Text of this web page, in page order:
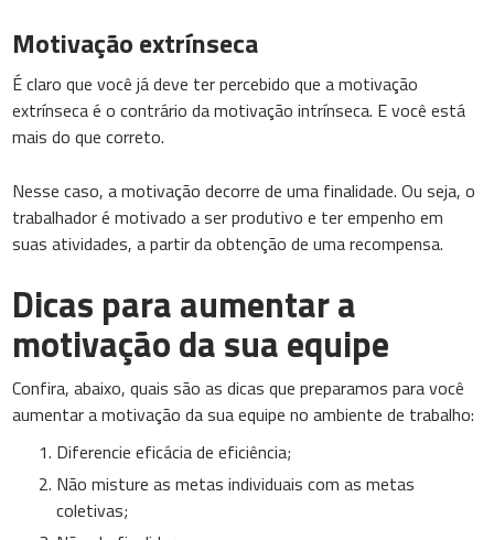
Motivação extrínseca
É claro que você já deve ter percebido que a motivação
extrínseca é o contrário da motivação intrínseca. E você está
mais do que correto.
Nesse caso, a motivação decorre de uma finalidade. Ou seja, o
trabalhador é motivado a ser produtivo e ter empenho em
suas atividades, a partir da obtenção de uma recompensa.
Dicas para aumentar a
motivação da sua equipe
Confira, abaixo, quais são as dicas que preparamos para você
aumentar a motivação da sua equipe no ambiente de trabalho:
Diferencie eficácia de eficiência;
Não misture as metas individuais com as metas
coletivas;